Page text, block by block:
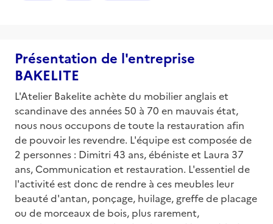
Présentation de l'entreprise
BAKELITE
L'Atelier Bakelite achète du mobilier anglais et
scandinave des années 50 à 70 en mauvais état,
nous nous occupons de toute la restauration afin
de pouvoir les revendre. L'équipe est composée de
2 personnes : Dimitri 43 ans, ébéniste et Laura 37
ans, Communication et restauration. L'essentiel de
l'activité est donc de rendre à ces meubles leur
beauté d'antan, ponçage, huilage, greffe de placage
ou de morceaux de bois, plus rarement,